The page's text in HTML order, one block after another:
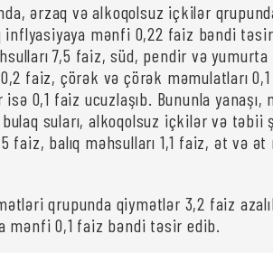
ərzaq və alkoqolsuz içkilər
inflyasiyaya mənfi 0,22 faiz bəndi
7,5 faiz, süd, pendir və
0,2 faiz, çörək və çörək məmulatları
0,1 faiz ucuzlaşıb. Bununla
suları, alkoqolsuz içkilər və təbii
faiz, balıq məhsulları 1,1 faiz, ət və
qrupunda qiymətlər 3,2 faiz
mənfi 0,1 faiz bəndi təsir edib.